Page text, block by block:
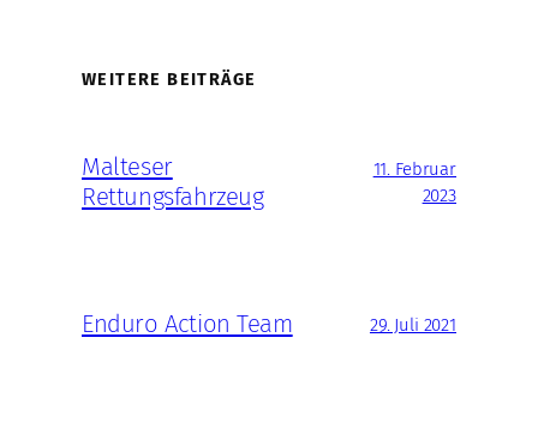
WEITERE BEITRÄGE
Malteser
Rettungsfahrzeug
11. Februar
2023
Enduro Action Team 29. Juli 2021